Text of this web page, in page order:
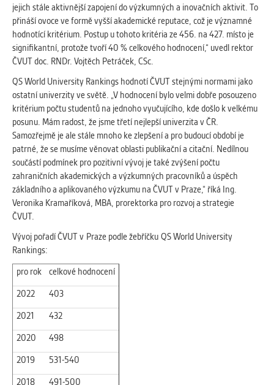
jejich stále aktivnější zapojení do výzkumných a inovačních aktivit. To
přináší ovoce ve formě vyšší akademické reputace, což je významné
hodnotící kritérium. Postup u tohoto kritéria ze 456. na 427. místo je
signifikantní, protože tvoří 40 % celkového hodnocení,“ uvedl rektor
ČVUT doc. RNDr. Vojtěch Petráček, CSc.
QS World University Rankings hodnotí ČVUT stejnými normami jako
ostatní univerzity ve světě. „V hodnocení bylo velmi dobře posouzeno
kritérium počtu studentů na jednoho vyučujícího, kde došlo k velkému
posunu. Mám radost, že jsme třetí nejlepší univerzita v ČR.
Samozřejmě je ale stále mnoho ke zlepšení a pro budoucí období je
patrné, že se musíme věnovat oblasti publikační a citační. Nedílnou
součástí podmínek pro pozitivní vývoj je také zvýšení počtu
zahraničních akademických a výzkumných pracovníků a úspěch
základního a aplikovaného výzkumu na ČVUT v Praze,“ říká Ing.
Veronika Kramaříková, MBA, prorektorka pro rozvoj a strategie
ČVUT.
Vývoj pořadí ČVUT v Praze podle žebříčku QS World University
Rankings:
pro rok
celkové hodnocení
2022
403
2021
432
2020
498
2019
531-540
2018
491-500